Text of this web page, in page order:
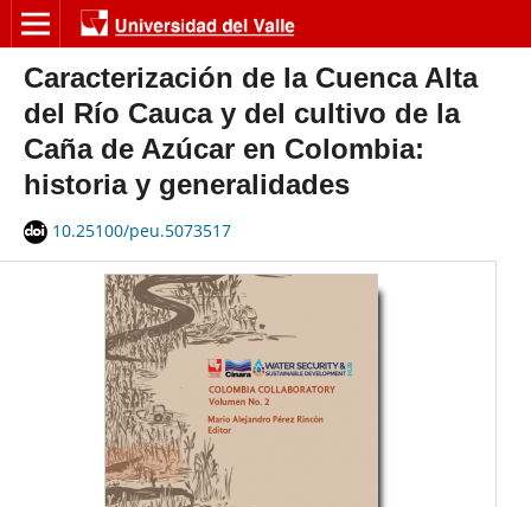
Caracterización de la Cuenca Alta
del Río Cauca y del cultivo de la
Caña de Azúcar en Colombia:
historia y generalidades
10.25100/peu.5073517